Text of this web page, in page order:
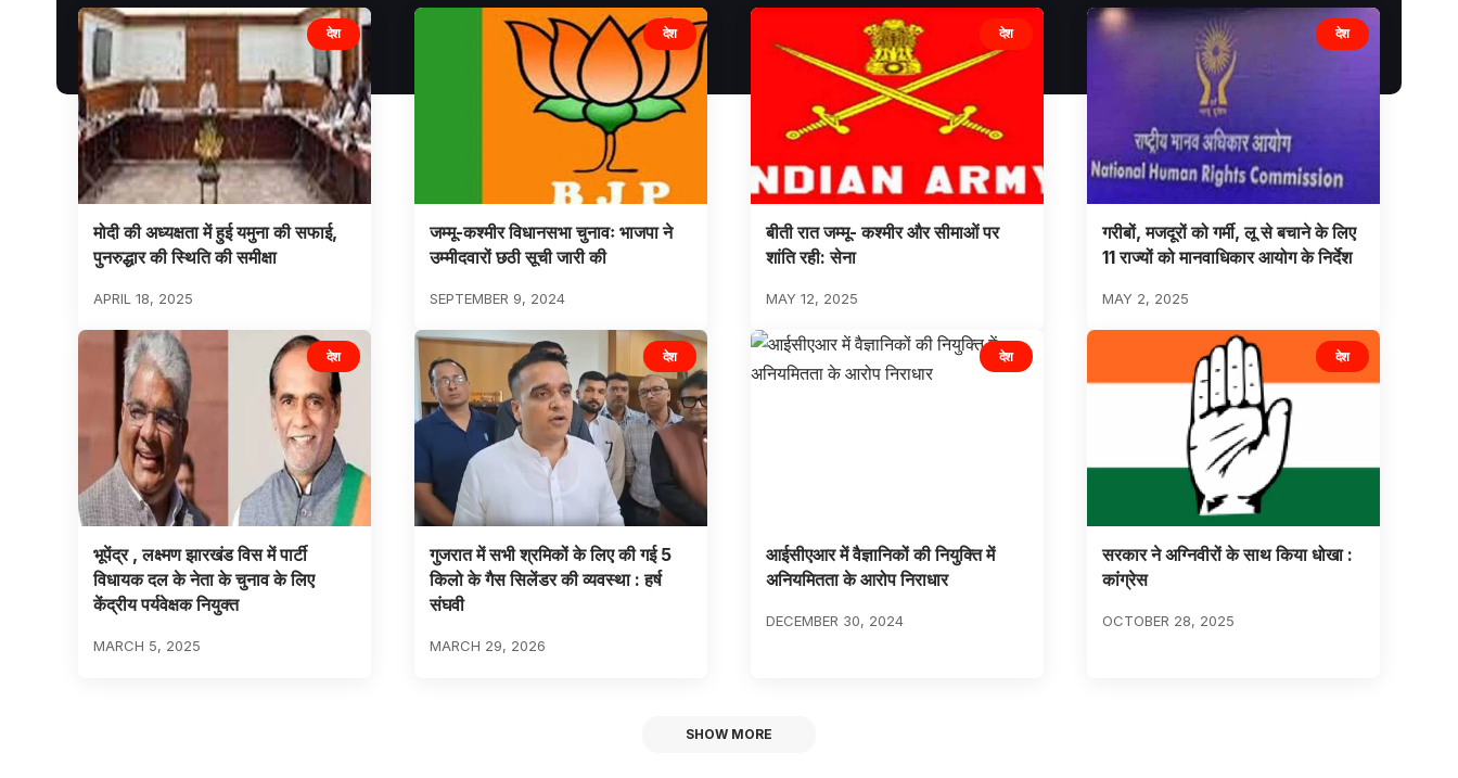
देश
मोदी की अध्यक्षता में हुई यमुना की सफाई,
पुनरुद्धार की स्थिति की समीक्षा
APRIL 18, 2025
देश
जम्मू-कश्मीर विधानसभा चुनावः भाजपा ने
उम्मीदवारों छठी सूची जारी की
SEPTEMBER 9, 2024
देश
बीती रात जम्मू- कश्मीर और सीमाओं पर
शांति रही: सेना
MAY 12, 2025
देश
गरीबों, मजदूरों को गर्मी, लू से बचाने के लिए
11 राज्यों को मानवाधिकार आयोग के निर्देश
MAY 2, 2025
देश
भूपेंद्र , लक्ष्मण झारखंड विस में पार्टी
विधायक दल के नेता के चुनाव के लिए
केंद्रीय पर्यवेक्षक नियुक्त
MARCH 5, 2025
देश
गुजरात में सभी श्रमिकों के लिए की गई 5
किलो के गैस सिलेंडर की व्यवस्था : हर्ष
संघवी
MARCH 29, 2026
देश
आईसीएआर में वैज्ञानिकों की नियुक्ति में
अनियमितता के आरोप निराधार
DECEMBER 30, 2024
देश
सरकार ने अग्निवीरों के साथ किया धोखा :
कांग्रेस
OCTOBER 28, 2025
SHOW MORE